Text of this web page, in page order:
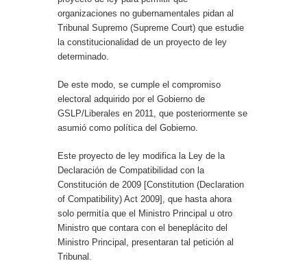
organizaciones no gubernamentales pidan al
Tribunal Supremo (Supreme Court) que estudie
la constitucionalidad de un proyecto de ley
determinado.
De este modo, se cumple el compromiso
electoral adquirido por el Gobierno de
GSLP/Liberales en 2011, que posteriormente se
asumió como política del Gobierno.
Este proyecto de ley modifica la Ley de la
Declaración de Compatibilidad con la
Constitución de 2009 [Constitution (Declaration
of Compatibility) Act 2009], que hasta ahora
solo permitía que el Ministro Principal u otro
Ministro que contara con el beneplácito del
Ministro Principal, presentaran tal petición al
Tribunal.